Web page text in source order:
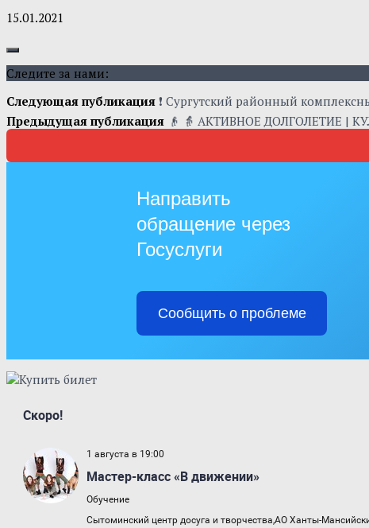
15.01.2021
Следите за нами:
Следующая публикация ❗ Сургутский районный
Предыдущая публикация 👴 👵 АКТИВНОЕ ДОЛГОЛЕТИЕ |
Направить
обращение через
Госуслуги
Сообщить о проблеме